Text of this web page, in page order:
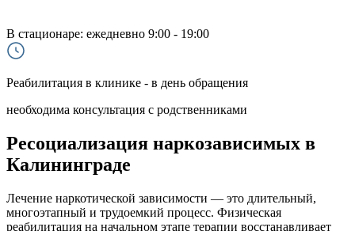
В стационаре: ежедневно 9:00 - 19:00
Реабилитация в клинике - в день обращения
необходима консультация с родственниками
Ресоциализация наркозависимых в
Калининграде
Лечение наркотической зависимости — это длительный,
многоэтапный и трудоемкий процесс. Физическая
реабилитация на начальном этапе терапии восстанавливает